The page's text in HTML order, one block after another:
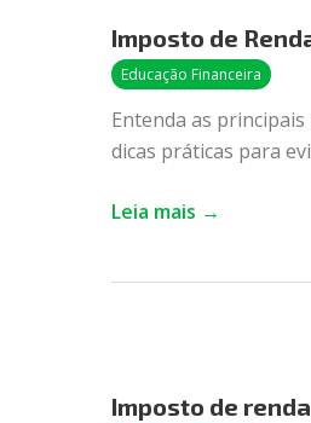
Imposto de
Educação Financeira
Entenda as
dicas práticas para
Renda
2026:
que
você
saber
Leia mais →
Imposto de
renda: